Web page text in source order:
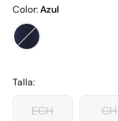
Color:Azul
Talla:
ECH CH